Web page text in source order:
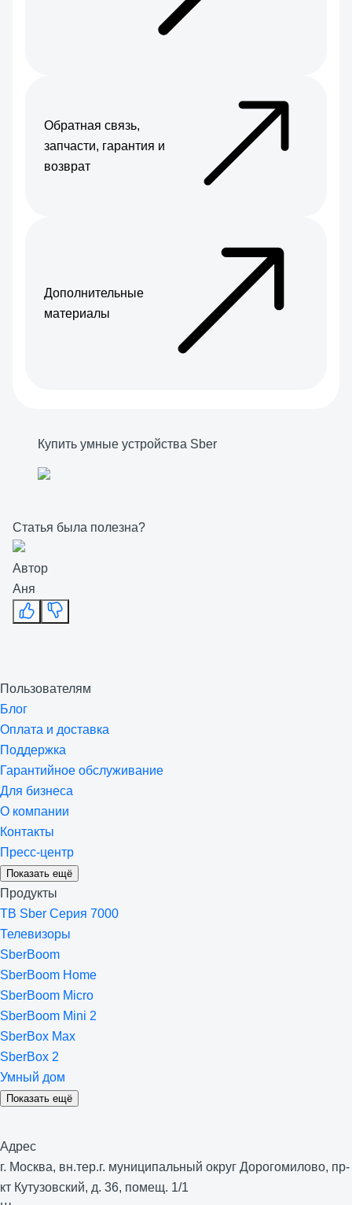
Обратная связь,
запчасти, гарантия и
возврат
Дополнительные
материалы
Купить умные устройства Sber
Статья была полезна?
Автор
Аня
Пользователям
Блог
Оплата и доставка
Поддержка
Гарантийное обслуживание
Для бизнеса
О компании
Контакты
Пресс-центр
Показать ещё
Продукты
ТВ Sber Серия 7000
Телевизоры
SberBoom
SberBoom Home
SberBoom Micro
SberBoom Mini 2
SberBox Max
SberBox 2
Умный дом
Показать ещё
Адрес
г. Москва, вн.тер.г. муниципальный округ Дорогомилово, пр-
кт Кутузовский, д. 36, помещ. 1/1